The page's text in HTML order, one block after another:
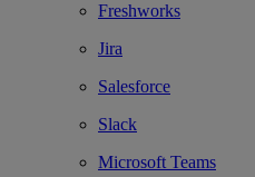
Freshworks
Jira
Salesforce
Slack
Microsoft Teams